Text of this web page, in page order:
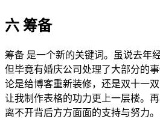
六 筹备
筹备 是一个新的关键词。虽说去年
但毕竟有婚庆公司处理了大部分的
论是给博客重新装修，还是双十一
让我制作表格的功力更上一层楼。
离不开背后方方面面的支持与努力。